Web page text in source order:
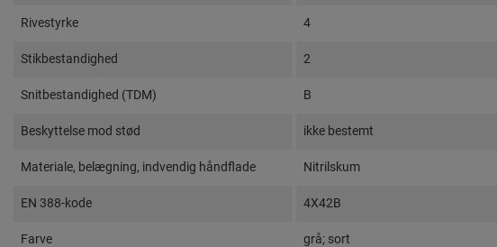
Rivestyrke 4
Stikbestandighed 2
Snitbestandighed (TDM) B
Beskyttelse mod stød ikke bestemt
Materiale, belægning, indvendig håndflade Nitrilskum
EN 388-kode 4X42B
Farve grå; sort